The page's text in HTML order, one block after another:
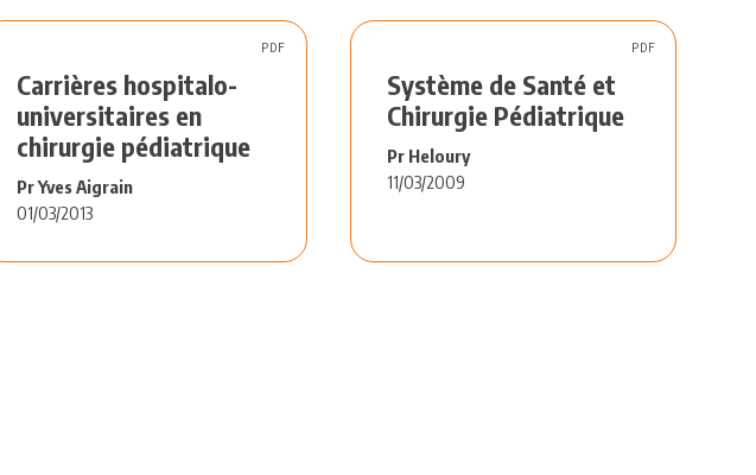
Carrières hospitalo-
universitaires en
chirurgie pédiatrique
Pr Yves Aigrain
01/03/2013
PDF
Système de Santé et
Chirurgie Pédiatrique
Pr Heloury
11/03/2009
PDF